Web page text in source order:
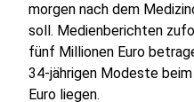
morgen nach dem
soll. Medienberichten
fünf Millionen Euro
34-jährigen Modeste
Euro liegen.